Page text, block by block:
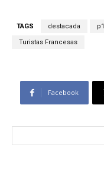
TAGS destacada p1
Turistas Francesas
Facebook